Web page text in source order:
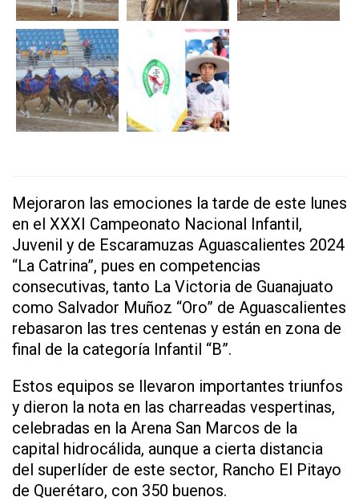
Mejoraron las emociones la tarde de este lunes
en el XXXI Campeonato Nacional Infantil,
Juvenil y de Escaramuzas Aguascalientes 2024
“La Catrina”, pues en competencias
consecutivas, tanto La Victoria de Guanajuato
como Salvador Muñoz “Oro” de Aguascalientes
rebasaron las tres centenas y están en zona de
final de la categoría Infantil “B”.
Estos equipos se llevaron importantes triunfos
y dieron la nota en las charreadas vespertinas,
celebradas en la Arena San Marcos de la
capital hidrocálida, aunque a cierta distancia
del superlíder de este sector, Rancho El Pitayo
de Querétaro, con 350 buenos.